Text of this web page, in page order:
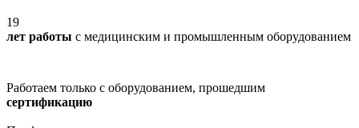
19
лет работы с медицинским и промышленным оборудованием
Работаем только с оборудованием, прошедшим
сертификацию